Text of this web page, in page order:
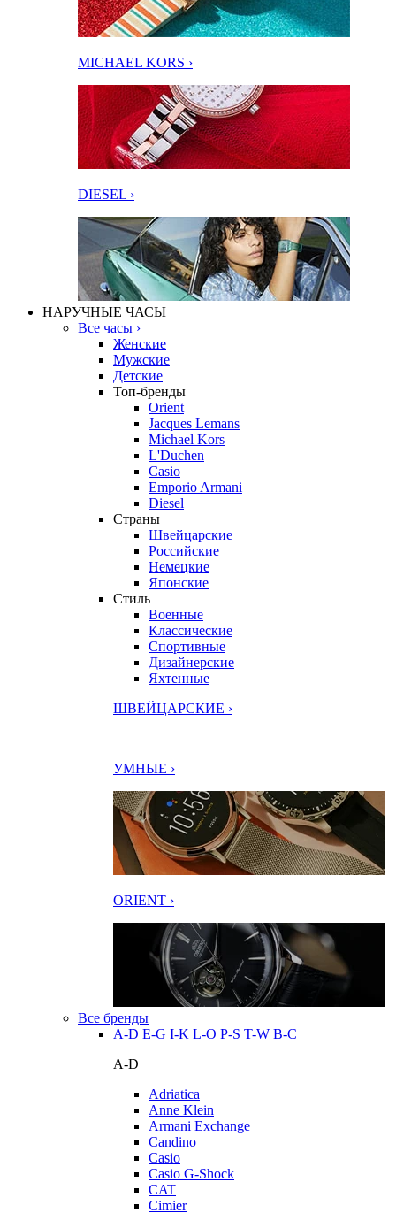
MICHAEL KORS ›
DIESEL ›
НАРУЧНЫЕ ЧАСЫ
Все часы ›
Женские
Мужские
Детские
Топ-бренды
Orient
Jacques Lemans
Michael Kors
L'Duchen
Casio
Emporio Armani
Diesel
Страны
Швейцарские
Российские
Немецкие
Японские
Стиль
Военные
Классические
Спортивные
Дизайнерские
Яхтенные
ШВЕЙЦАРСКИЕ ›
УМНЫЕ ›
ORIENT ›
Все бренды
A-D E-G I-K L-O P-S T-W В-С
A-D
Adriatica
Anne Klein
Armani Exchange
Candino
Casio
Casio G-Shock
CAT
Cimier